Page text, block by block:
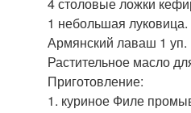
1 небольшая луковица.
Армянский лаваш 1 уп.
Растительное масло
Приготовление:
1. куриное Филе